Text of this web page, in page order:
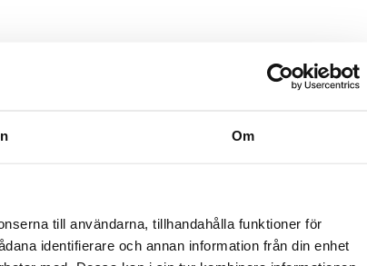
Om
till användarna, tillhandahålla funktioner för
identifierare och annan information från din enhet